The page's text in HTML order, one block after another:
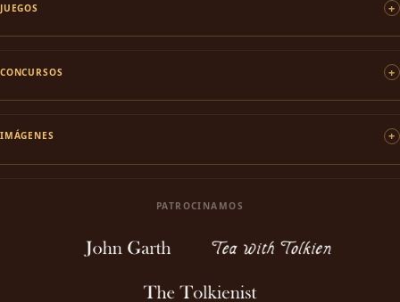
JUEGOS
CONCURSOS
IMÁGENES
PATROCINAMOS